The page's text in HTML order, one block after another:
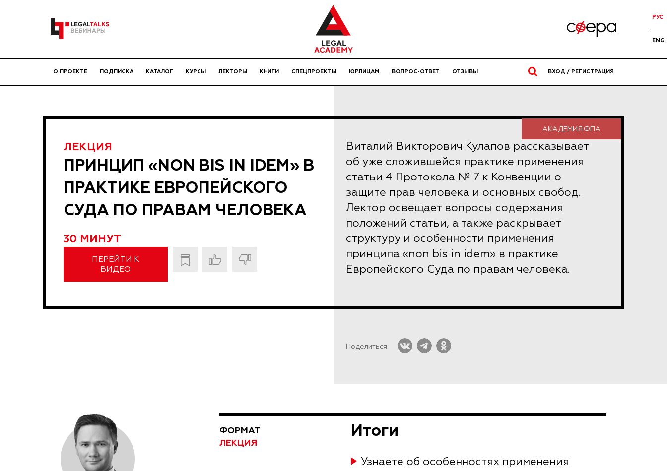
РУС
ENG
О ПРОЕКТЕ ПОДПИСКА КАТАЛОГ КУРСЫ ЛЕКТОРЫ КНИГИ СПЕЦПРОЕКТЫ ЮРЛИЦАМ ВОПРОС-ОТВЕТ ОТЗЫВЫ ВХОД / РЕГИСТРАЦИЯ
АКАДЕМИЯ.ФПА
ЛЕКЦИЯ
ПРИНЦИП «NON BIS IN IDEM» В
ПРАКТИКЕ ЕВРОПЕЙСКОГО
СУДА ПО ПРАВАМ ЧЕЛОВЕКА
30 МИНУТ
ПЕРЕЙТИ К
ВИДЕО
Виталий Викторович Кулапов рассказывает
об уже сложившейся практике применения
статьи 4 Протокола № 7 к Конвенции о
защите прав человека и основных свобод.
Лектор освещает вопросы содержания
положений статьи, а также раскрывает
структуру и особенности применения
принципа «non bis in idem» в практике
Европейского Суда по правам человека.
Поделиться
ФОРМАТ
ЛЕКЦИЯ
Итоги
Узнаете об особенностях применения